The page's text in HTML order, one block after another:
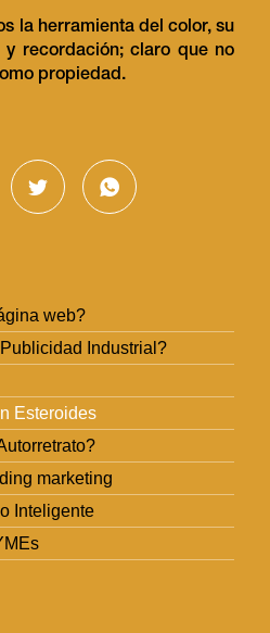
la herramienta del color, su
y recordación; claro que no
propiedad.
web?
Industrial?
Esteroides
marketing
Inteligente